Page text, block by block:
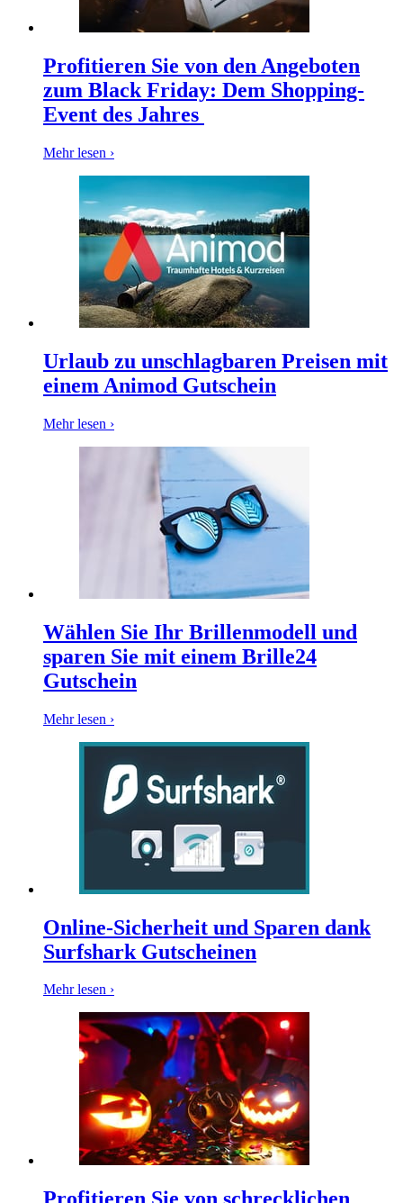
Profitieren Sie von den Angeboten
zum Black Friday: Dem Shopping-
Event des Jahres
Mehr lesen ›
Urlaub zu unschlagbaren Preisen mit
einem Animod Gutschein
Mehr lesen ›
Wählen Sie Ihr Brillenmodell und
sparen Sie mit einem Brille24
Gutschein
Mehr lesen ›
Online-Sicherheit und Sparen dank
Surfshark Gutscheinen
Mehr lesen ›